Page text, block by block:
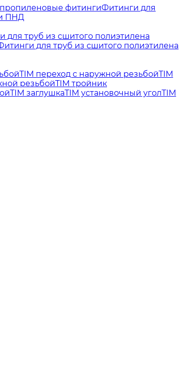
фитингиФитинги для
ПНД
для труб из сшитого полиэтилена
для труб из сшитого полиэтилена
TIM переход с наружной резьбойTIM
резьбойTIM тройник
TIM заглушкаTIM установочный уголTIM